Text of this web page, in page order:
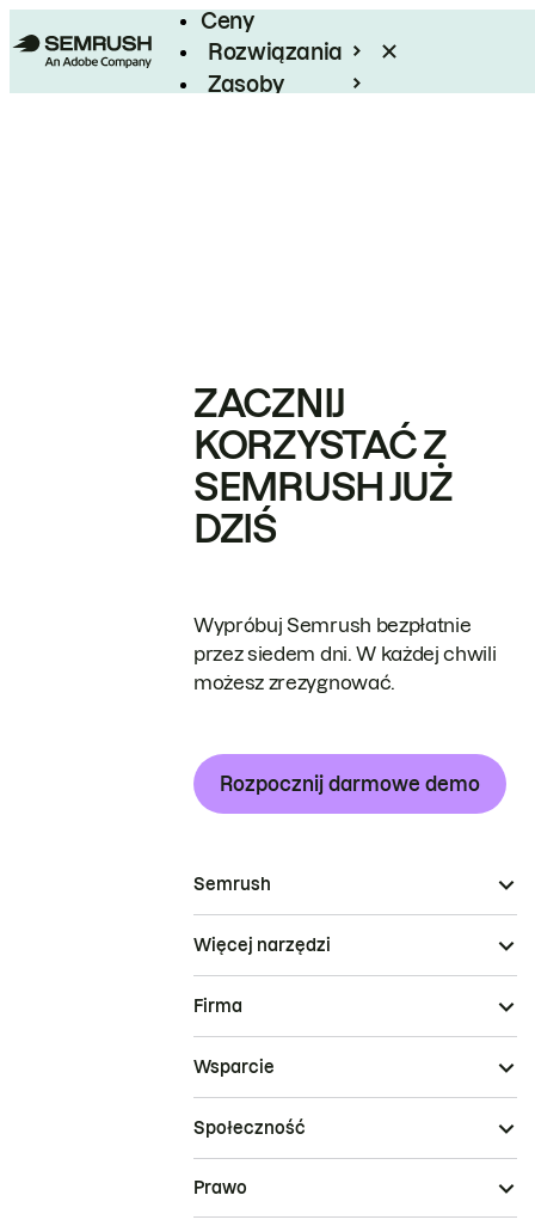
Ceny
Rozwiązania
Zasoby
ZACZNIJ
KORZYSTAĆ Z
SEMRUSH JUŻ
DZIŚ
Wypróbuj Semrush bezpłatnie
przez siedem dni. W każdej chwili
możesz zrezygnować.
Rozpocznij darmowe demo
Semrush
Więcej narzędzi
Firma
Wsparcie
Społeczność
Prawo